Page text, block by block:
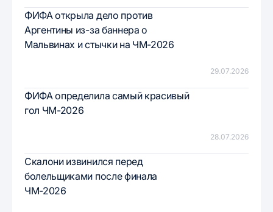
29.07.2026
ФИФА открыла дело против
Аргентины из-за баннера о
Мальвинах и стычки на ЧМ-2026
28.07.2026
ФИФА определила самый красивый
гол ЧМ-2026
Скалони извинился перед
болельщиками после финала
ЧМ-2026